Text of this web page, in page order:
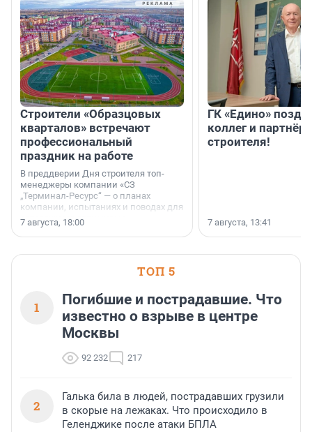
Строители «Образцовых
кварталов» встречают
профессиональный
праздник на работе
В преддверии Дня строителя топ-
менеджеры компании «СЗ
„Терминал-Ресурс“ — о планах
компании, испытаниях и поводах для
осторожного оптимизма.
7 августа, 18:00
ГК «Едино»
коллег и
строителя!
7 августа, 13:41
ТОП 5
1
Погибшие и пострадавшие. Что
известно о взрыве в центре
Москвы
92 232 217
2
Галька била в людей, пострадавших грузили
в скорые на лежаках. Что происходило в
Геленджике после атаки БПЛА